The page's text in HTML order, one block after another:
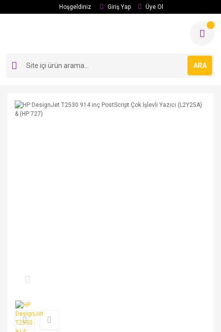
Hoşgeldiniz Giriş Yap Üye Ol
ARA